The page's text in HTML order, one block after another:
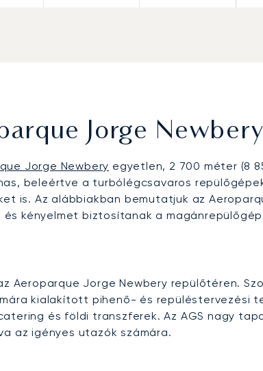
Jorge
Jorge Newbery egyetlen, 2 700 méter (8
beleértve a turbólégcsavaros
is. Az alábbiakban bemutatjuk az
kényelmet biztosítanak a
Aeroparque Jorge Newbery repülőtéren.
kialakított pihenő- és repüléstervezési
és földi transzferek. Az AGS nagy
az igényes utazók számára.